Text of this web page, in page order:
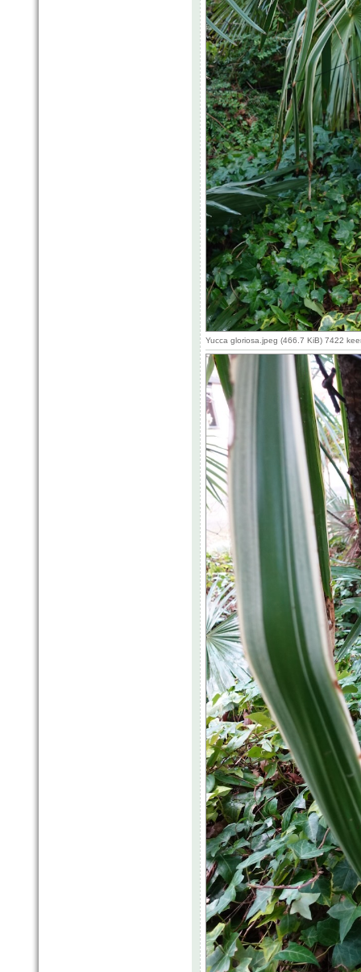
Yucca gloriosa.jpeg (466.7 KiB) 7422